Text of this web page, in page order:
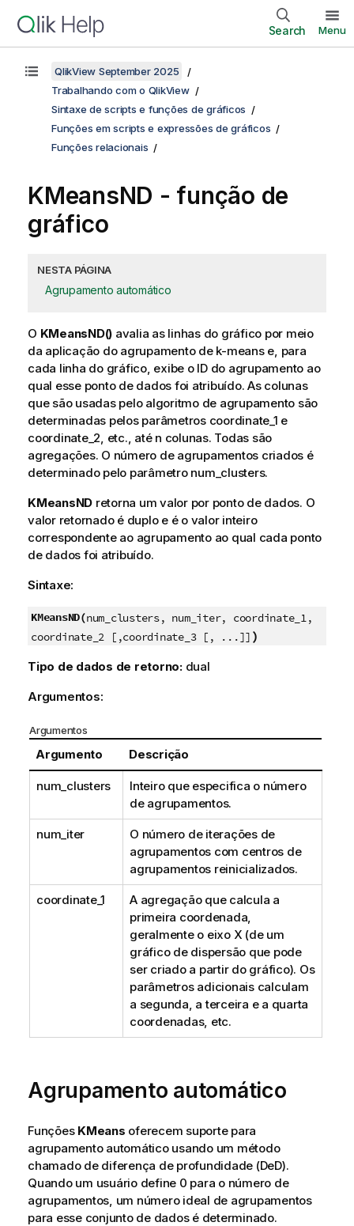
Search Menu
QlikView September 2025
Trabalhando com o QlikView
Sintaxe de scripts e funções de gráficos
Funções em scripts e expressões de gráficos
Funções relacionais
KMeansND - função de
gráfico
NESTA PÁGINA
Agrupamento automático
O KMeansND() avalia as linhas do gráfico por meio
da aplicação do agrupamento de k-means e, para
cada linha do gráfico, exibe o ID do agrupamento ao
qual esse ponto de dados foi atribuído. As colunas
que são usadas pelo algoritmo de agrupamento são
determinadas pelos parâmetros coordinate_1 e
coordinate_2, etc., até n colunas. Todas são
agregações. O número de agrupamentos criados é
determinado pelo parâmetro num_clusters.
KMeansND retorna um valor por ponto de dados. O
valor retornado é duplo e é o valor inteiro
correspondente ao agrupamento ao qual cada ponto
de dados foi atribuído.
Sintaxe:
KMeansND(num_clusters, num_iter, coordinate_1,
coordinate_2 [,coordinate_3 [, ...]] )
Tipo de dados de retorno: dual
Argumentos:
Argumentos
Argumento Descrição
num_clusters
Inteiro que especifica o número
de agrupamentos.
num_iter
O número de iterações de
agrupamentos com centros de
agrupamentos reinicializados.
coordinate_1
A agregação que calcula a
primeira coordenada,
geralmente o eixo X (de um
gráfico de dispersão que pode
ser criado a partir do gráfico). Os
parâmetros adicionais calculam
a segunda, a terceira e a quarta
coordenadas, etc.
Agrupamento automático
Funções KMeans oferecem suporte para
agrupamento automático usando um método
chamado de diferença de profundidade (DeD).
Quando um usuário define 0 para o número de
agrupamentos, um número ideal de agrupamentos
para esse conjunto de dados é determinado.